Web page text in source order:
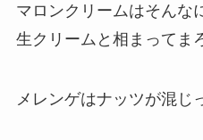
マロンクリームはそんな
生クリームと相まってま
メレンゲはナッツが混じ